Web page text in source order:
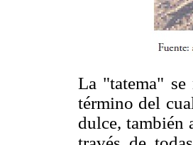
La "tatema"
término del
dulce, también